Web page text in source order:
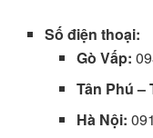
Số điện thoại:
Gò Vấp:
Tân Phú –
Hà Nội: